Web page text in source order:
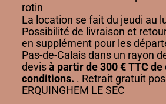
rotin
La location se fait du jeudi au
Possibilité de livraison et
en supplément pour les
Pas-de-Calais dans un rayon
devisà partir de 300 € TTC
conditions. . Retrait gratuit
ERQUINGHEM LE SEC